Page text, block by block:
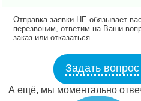
Отправка заявки НЕ обязывает
перезвоним, ответим на Ваши
заказ или отказаться.
Задать
А ещё, мы моментально